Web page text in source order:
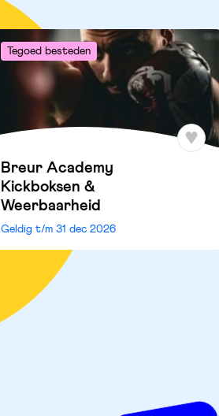
Tegoed besteden
Breur Academy
Kickboksen &
Weerbaarheid
Geldig t/m 31 dec 2026